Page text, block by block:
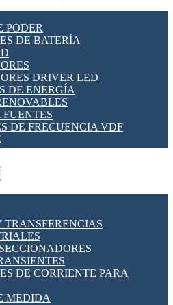
DE CABLE
IOT
WIFI
PODER
DE BATERÍA
DRIVER LED
DE ENERGÍA
FUENTES
DE FRECUENCIA VDF
TRANSFERENCIAS
DE CORRIENTE PARA
MEDIDA